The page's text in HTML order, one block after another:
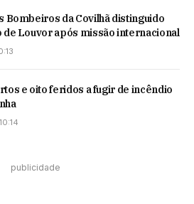
Bombeiros da Covilhã distinguido
de Louvor após missão internacional
e oito feridos a fugir de incêndio
publicidade